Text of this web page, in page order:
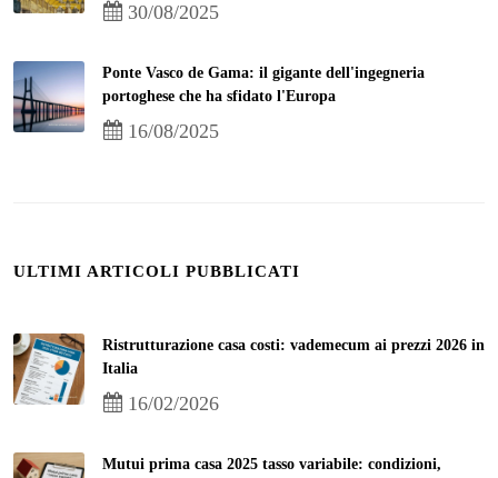
30/08/2025
Ponte Vasco de Gama: il gigante dell'ingegneria
portoghese che ha sfidato l'Europa
16/08/2025
ULTIMI ARTICOLI PUBBLICATI
Ristrutturazione casa costi: vademecum ai prezzi 2026 in
Italia
16/02/2026
Mutui prima casa 2025 tasso variabile: condizioni,